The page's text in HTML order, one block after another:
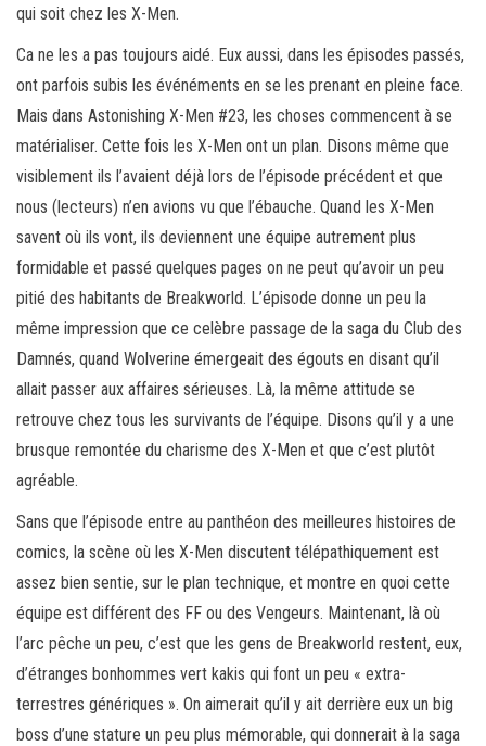
qui soit chez les X-Men.
Ca ne les a pas toujours aidé. Eux aussi, dans les épisodes passés,
ont parfois subis les événéments en se les prenant en pleine face.
Mais dans Astonishing X-Men #23, les choses commencent à se
matérialiser. Cette fois les X-Men ont un plan. Disons même que
visiblement ils l’avaient déjà lors de l’épisode précédent et que
nous (lecteurs) n’en avions vu que l’ébauche. Quand les X-Men
savent où ils vont, ils deviennent une équipe autrement plus
formidable et passé quelques pages on ne peut qu’avoir un peu
pitié des habitants de Breakworld. L’épisode donne un peu la
même impression que ce celèbre passage de la saga du Club des
Damnés, quand Wolverine émergeait des égouts en disant qu’il
allait passer aux affaires sérieuses. Là, la même attitude se
retrouve chez tous les survivants de l’équipe. Disons qu’il y a une
brusque remontée du charisme des X-Men et que c’est plutôt
agréable.
Sans que l’épisode entre au panthéon des meilleures histoires de
comics, la scène où les X-Men discutent télépathiquement est
assez bien sentie, sur le plan technique, et montre en quoi cette
équipe est différent des FF ou des Vengeurs. Maintenant, là où
l’arc pêche un peu, c’est que les gens de Breakworld restent, eux,
d’étranges bonhommes vert kakis qui font un peu « extra-
terrestres génériques ». On aimerait qu’il y ait derrière eux un big
boss d’une stature un peu plus mémorable, qui donnerait à la saga